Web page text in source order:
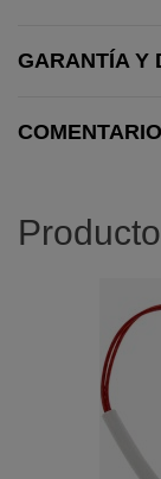
GARANTÍA Y